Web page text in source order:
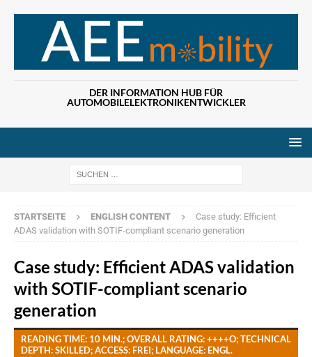
DER INFORMATION HUB FÜR
AUTOMOBILELEKTRONIKENTWICKLER
STARTSEITE ENGLISH CONTENT
Case study: Efficient
ADAS validation with SOTIF-compliant scenario generation
Case study: Efficient ADAS validation
with SOTIF-compliant scenario
generation
READING TIME: 10 MIN.; OVERALL RATING: ++++O; TECHNICAL
DEPTH: SKILLED; ACCESS: FREI; LANGUAGE: ENGL.